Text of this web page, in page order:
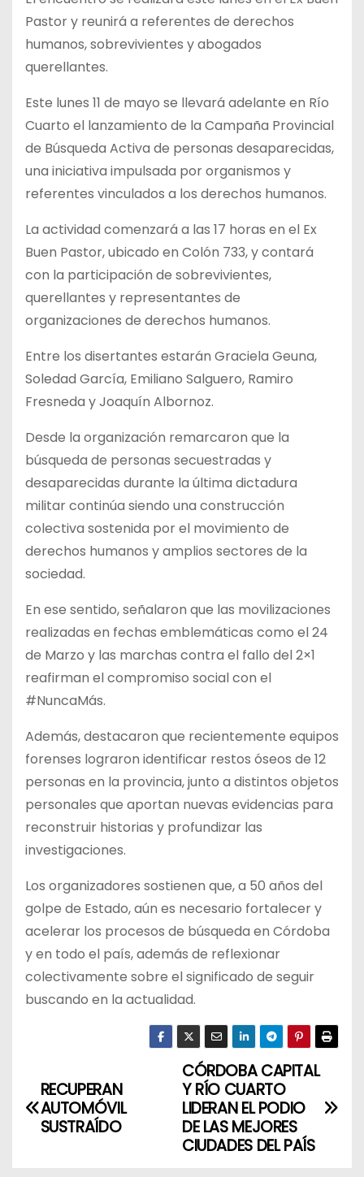
Pastor y reunirá a referentes de derechos
humanos, sobrevivientes y abogados
querellantes.
Este lunes 11 de mayo se llevará adelante en Río
Cuarto el lanzamiento de la Campaña Provincial
de Búsqueda Activa de personas desaparecidas,
una iniciativa impulsada por organismos y
referentes vinculados a los derechos humanos.
La actividad comenzará a las 17 horas en el Ex
Buen Pastor, ubicado en Colón 733, y contará
con la participación de sobrevivientes,
querellantes y representantes de
organizaciones de derechos humanos.
Entre los disertantes estarán Graciela Geuna,
Soledad García, Emiliano Salguero, Ramiro
Fresneda y Joaquín Albornoz.
Desde la organización remarcaron que la
búsqueda de personas secuestradas y
desaparecidas durante la última dictadura
militar continúa siendo una construcción
colectiva sostenida por el movimiento de
derechos humanos y amplios sectores de la
sociedad.
En ese sentido, señalaron que las movilizaciones
realizadas en fechas emblemáticas como el 24
de Marzo y las marchas contra el fallo del 2×1
reafirman el compromiso social con el
#NuncaMás.
Además, destacaron que recientemente equipos
forenses lograron identificar restos óseos de 12
personas en la provincia, junto a distintos objetos
personales que aportan nuevas evidencias para
reconstruir historias y profundizar las
investigaciones.
Los organizadores sostienen que, a 50 años del
golpe de Estado, aún es necesario fortalecer y
acelerar los procesos de búsqueda en Córdoba
y en todo el país, además de reflexionar
colectivamente sobre el significado de seguir
buscando en la actualidad.
N
a
CÓRDOBA CAPITAL
Y RÍO CUARTO
LIDERAN EL PODIO
DE LAS MEJORES
CIUDADES DEL PAÍS
RECUPERAN
AUTOMÓVIL
SUSTRAÍDO